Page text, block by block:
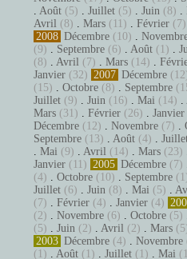
. Août (5) . Juillet (5) . Juin (8) .
Avril (8) . Mars (11) . Février (7)
2008 Décembre (10) .
(9) . Septembre (6) . Août (1) .
(8) . Avril (7) . Mars (14) .
Janvier (32) 2007 Décembre
(15) . Octobre (8) . Septembre
Juillet (9) . Juin (16) . Mai (14) .
Mars (31) . Février (26) . Janvier
Décembre (12) . Novembre (7) .
Septembre (13) . Août (4) .
. Mai (9) . Avril (14) . Mars (23)
Janvier (11) 2005 Décembre (7)
(4) . Octobre (10) . Septembre
Juillet (6) . Juin (8) . Mai (5) .
(7) . Février (4) . Janvier (4)
(2) . Novembre (6) . Octobre (5)
(5) . Juin (2) . Avril (2) . Mars
2003 Décembre (4) . Novembre
(1) . Août (1) . Juillet (1) . Mai